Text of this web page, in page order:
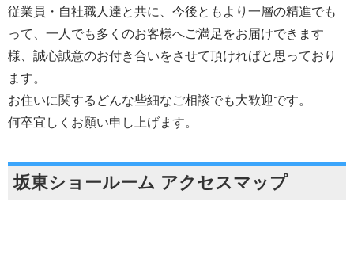
従業員・自社職人達と共に、今後ともより一層の精進でも
って、一人でも多くのお客様へご満足をお届けできます
様、誠心誠意のお付き合いをさせて頂ければと思っており
ます。
お住いに関するどんな些細なご相談でも大歓迎です。
何卒宜しくお願い申し上げます。
坂東ショールーム アクセスマップ